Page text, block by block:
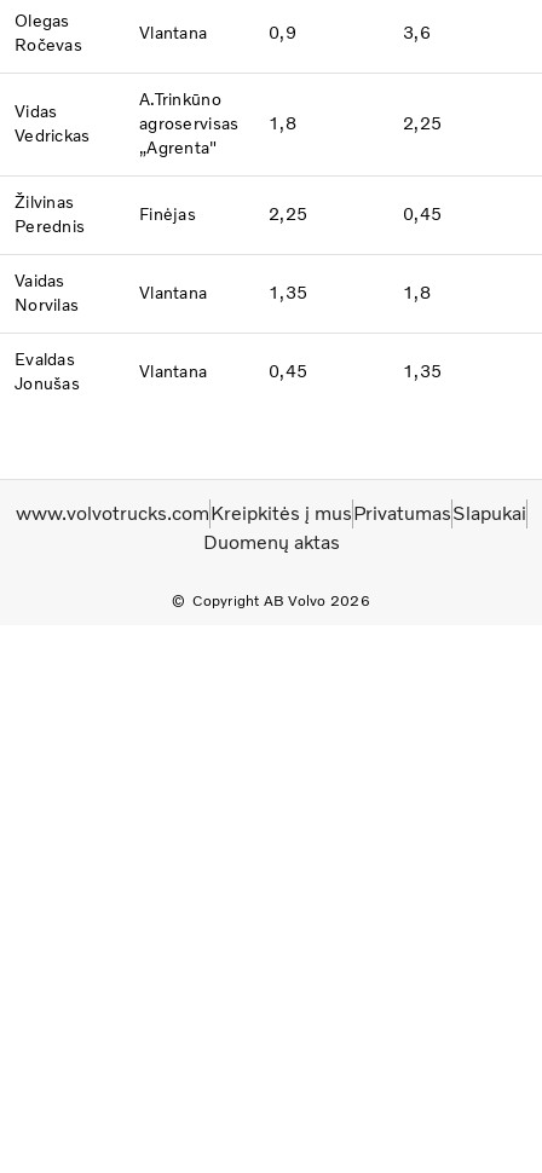
Olegas
Ročevas
Vlantana 0,9 3,6
Vidas
Vedrickas
A.Trinkūno
agroservisas
„Agrenta"
1,8 2,25
Žilvinas
Perednis
Finėjas 2,25 0,45
Vaidas
Norvilas
Vlantana 1,35 1,8
Evaldas
Jonušas
Vlantana 0,45 1,35
Copyright AB Volvo 2026
www.volvotrucks.comKreipkitės į musPrivatumasSlapukai
Duomenų aktas